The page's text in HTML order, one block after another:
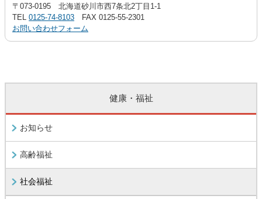
〒073-0195 北海道砂川市西7条北2丁目1-1
TEL 0125-74-8103 FAX 0125-55-2301
お問い合わせフォーム
健康・福祉
お知らせ
高齢福祉
社会福祉